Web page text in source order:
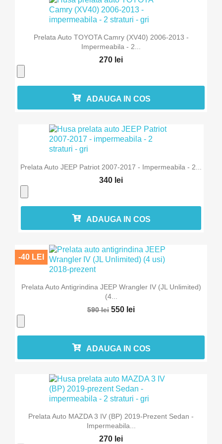
Prelata Auto TOYOTA Camry (XV40) 2006-2013 -
Impermeabila - 2...
270 lei
ADAUGA IN COS
Prelata Auto JEEP Patriot 2007-2017 - Impermeabila - 2...
340 lei
ADAUGA IN COS
Prelata Auto Antigrindina JEEP Wrangler IV (JL Unlimited)
(4...
590 lei 550 lei
-40 LEI
ADAUGA IN COS
Prelata Auto MAZDA 3 IV (BP) 2019-Prezent Sedan -
Impermeabila...
270 lei